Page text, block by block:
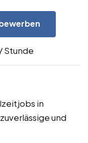
/ Stunde
in
und